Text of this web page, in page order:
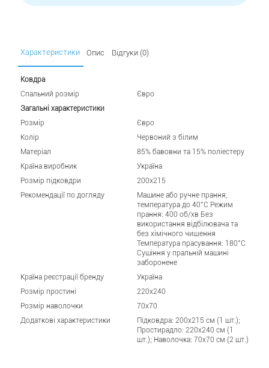
Характеристики Опис Відгуки (0)
Ковдра
Спальний розмір
Євро
Загальні характеристики
Розмір
Євро
Колір
Червоний з білим
Матеріал
85% бавовни та 15% поліестеру
Країна виробник
Україна
Розмір підковдри
200x215
Рекомендації по догляду
Машине або ручне прання,
температура до 40°C Режим
прання: 400 об/хв Без
використання відбілювача та
без хімічного чищення
Температура прасування: 180°C
Сушіння у пральній машині
заборонене
Країна реєстрації бренду
Україна
Розмір простині
220x240
Розмір наволочки
70x70
Додаткові характеристики
Підковдра: 200x215 см (1 шт.);
Простирадло: 220x240 см (1
шт.); Наволочка: 70x70 см (2 шт.)